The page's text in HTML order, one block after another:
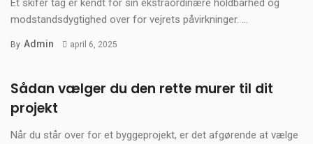
Et skifer tag er kendt for sin ekstraordinære holdbarhed og
modstandsdygtighed over for vejrets påvirkninger. ...
By Admin april 6, 2025
Sådan vælger du den rette murer til dit
projekt
Når du står over for et byggeprojekt, er det afgørende at vælge